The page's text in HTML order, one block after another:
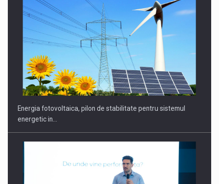
CEO Conference - Shaping The Future - Technology and…
Energia fotovoltaica, pilon de stabilitate pentru sistemul
energetic in…